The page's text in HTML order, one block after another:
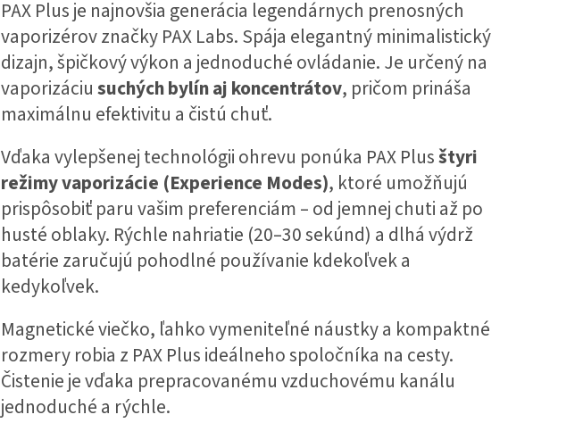
PAX Plus je najnovšia generácia legendárnych prenosných
vaporizérov značky PAX Labs. Spája elegantný minimalistický
dizajn, špičkový výkon a jednoduché ovládanie. Je určený na
vaporizáciusuchých bylín aj koncentrátov, pričom prináša
maximálnu efektivitu a čistú chuť.
Vďaka vylepšenej technológii ohrevu ponúka PAX Plusštyri
režimy vaporizácie (Experience Modes), ktoré umožňujú
prispôsobiť paru vašim preferenciám – od jemnej chuti až po
husté oblaky. Rýchle nahriatie (20–30 sekúnd) a dlhá výdrž
batérie zaručujú pohodlné používanie kdekoľvek a
kedykoľvek.
Magnetické viečko, ľahko vymeniteľné náustky a kompaktné
rozmery robia z PAX Plus ideálneho spoločníka na cesty.
Čistenie je vďaka prepracovanému vzduchovému kanálu
jednoduché a rýchle.